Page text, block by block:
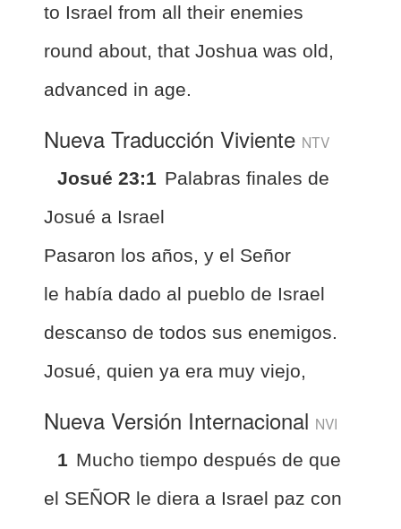
to Israel from all their enemies
round about, that Joshua was old,
advanced in age.
Nueva Traducción Viviente NTV
Josué 23:1 Palabras finales de
Josué a Israel
Pasaron los años, y el Señor
le había dado al pueblo de Israel
descanso de todos sus enemigos.
Josué, quien ya era muy viejo,
Nueva Versión Internacional NVI
1 Mucho tiempo después de que
el SEÑOR le diera a Israel paz con